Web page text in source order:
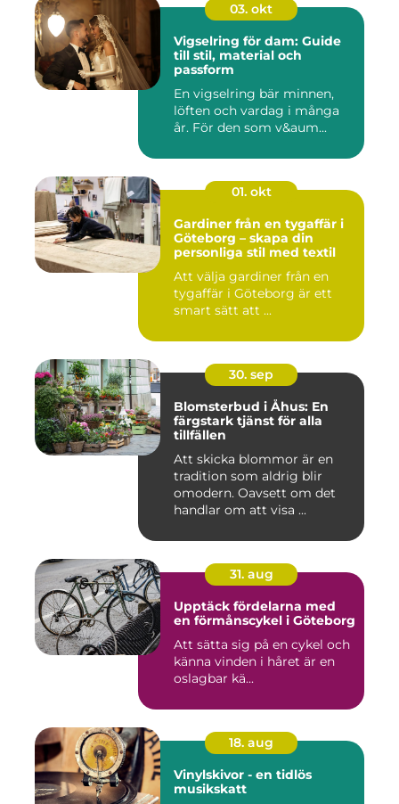
03. okt
Vigselring för dam: Guide
till stil, material och
passform
En vigselring bär minnen,
löften och vardag i många
år. För den som v&aum...
01. okt
Gardiner från en tygaffär i
Göteborg – skapa din
personliga stil med textil
Att välja gardiner från en
tygaffär i Göteborg är ett
smart sätt att ...
30. sep
Blomsterbud i Åhus: En
färgstark tjänst för alla
tillfällen
Att skicka blommor är en
tradition som aldrig blir
omodern. Oavsett om det
handlar om att visa ...
31. aug
Upptäck fördelarna med
en förmånscykel i Göteborg
Att sätta sig på en cykel och
känna vinden i håret är en
oslagbar kä...
18. aug
Vinylskivor - en tidlös
musikskatt